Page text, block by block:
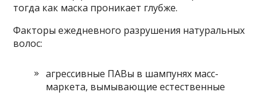
тогда как маска проникает глубже.
Факторы ежедневного разрушения натуральных
волос:
агрессивные ПАВы в шампунях масс-
маркета, вымывающие естественные